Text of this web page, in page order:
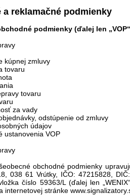
a reklamačné podmienky
podmienky (ďalej len
kúpnej zmluvy
tovaru
tovaru
za vady
odstúpenie od zmluvy
údajov
ustanovenia VOP
obchodné podmienky
038 61 Vrútky, IČO: 47215828,
číslo 59363/L (ďalej len
internetovej stránke